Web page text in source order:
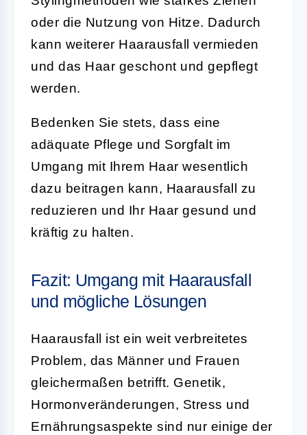
oder die Nutzung von Hitze. Dadurch
kann weiterer Haarausfall vermieden
und das Haar geschont und gepflegt
werden.
Bedenken Sie stets, dass eine
adäquate Pflege und Sorgfalt im
Umgang mit Ihrem Haar wesentlich
dazu beitragen kann, Haarausfall zu
reduzieren und Ihr Haar gesund und
kräftig zu halten.
Fazit: Umgang mit Haarausfall
und mögliche Lösungen
Haarausfall ist ein weit verbreitetes
Problem, das Männer und Frauen
gleichermaßen betrifft. Genetik,
Hormonveränderungen, Stress und
Ernährungsaspekte sind nur einige der